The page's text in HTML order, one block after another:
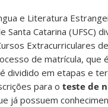
e Literatura
Santa Catarina (UFSC)
Extracurriculares
de matrícula, que
dividido em etapas e
para o teste de
já possuem